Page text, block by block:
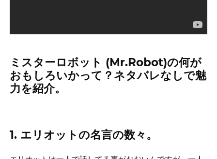
ミスターロボット (Mr.Robot)の何が
おもしろいかって？ネタバレなしで魅
力を紹介。
1. エリオットの名言の数々。